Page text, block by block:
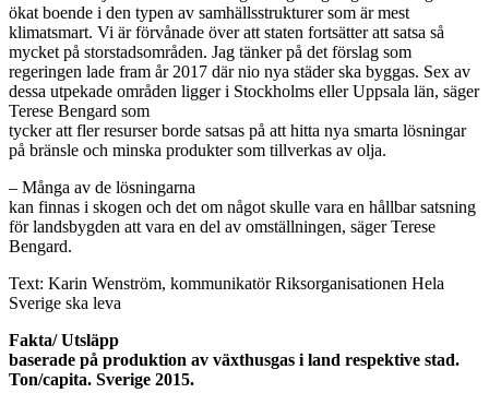
ökat boende i den typen av samhällsstrukturer som är mest
klimatsmart. Vi är förvånade över att staten fortsätter att satsa så
mycket på storstadsområden. Jag tänker på det förslag som
regeringen lade fram år 2017 där nio nya städer ska byggas. Sex av
dessa utpekade områden ligger i Stockholms eller Uppsala län, säger
Terese Bengard som
tycker att fler resurser borde satsas på att hitta nya smarta lösningar
på bränsle och minska produkter som tillverkas av olja.
– Många av de lösningarna
kan finnas i skogen och det om något skulle vara en hållbar satsning
för landsbygden att vara en del av omställningen, säger Terese
Bengard.
Text: Karin Wenström, kommunikatör Riksorganisationen Hela
Sverige ska leva
Fakta/ Utsläpp
baserade på produktion av växthusgas i land respektive stad.
Ton/capita. Sverige 2015.